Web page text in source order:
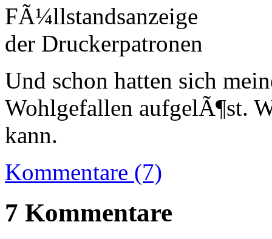
Und schon hatten sich
Wohlgefallen aufgelÃ¶st.
kann.
Kommentare (7)
7 Kommentare